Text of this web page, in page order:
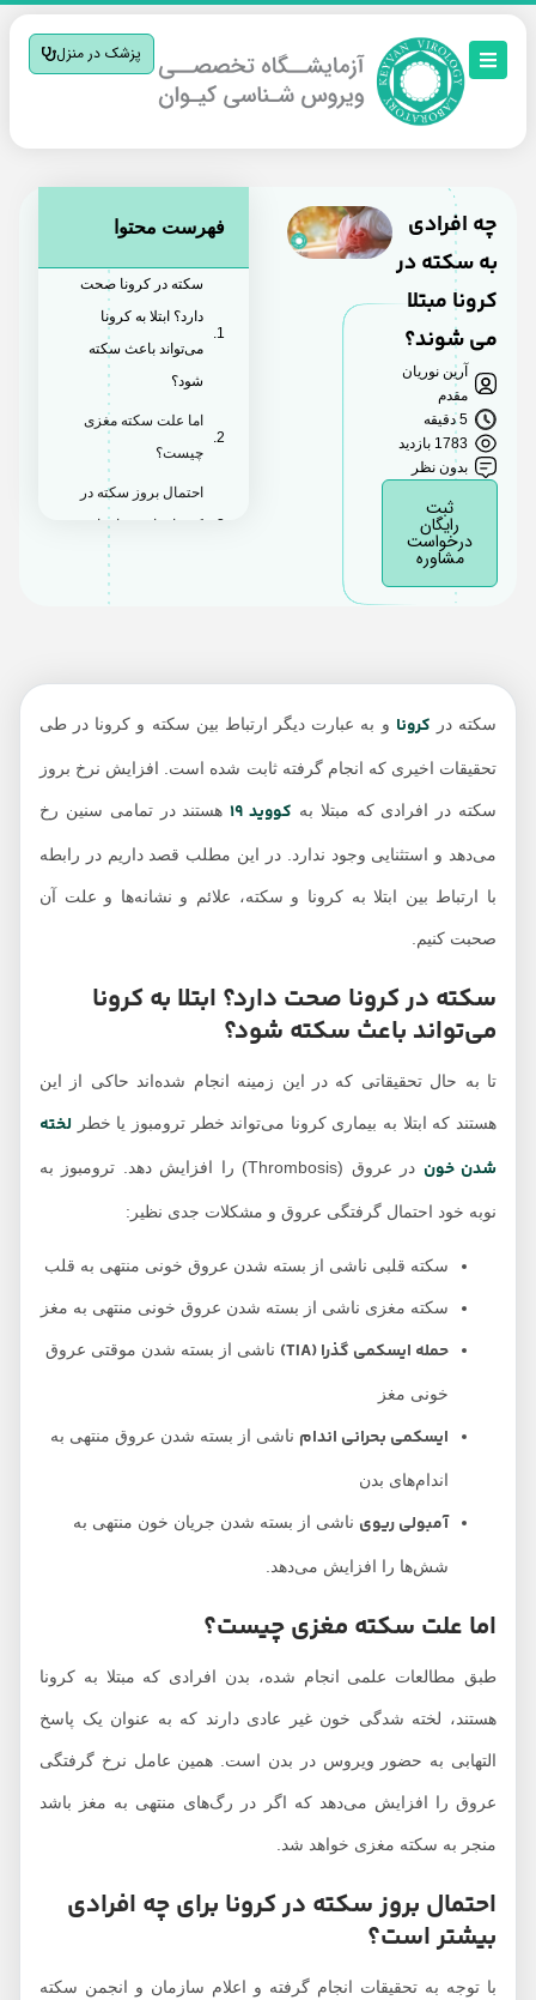
پزشک در منزل
چه افرادی
به سکته در
کرونا مبتلا
می شوند؟
آرین نوریان
مقدم
5 دقیقه
1783 بازدید
بدون نظر
رایگان
درخواست
مشاوره
فهرست محتوا
سکته در کرونا صحت
دارد؟ ابتلا به کرونا
می‌تواند باعث سکته
اما علت سکته مغزی
چیست؟
احتمال بروز سکته در
کرونا برای چه افرادی
علائم و نشانه‌های سکته
مغزی سالمندان با کرونا
سکته درکرونا و به عبارت دیگر ارتباط بین سکته و کرونا در طی
تحقیقات اخیری که انجام گرفته ثابت شده است. افزایش نرخ بروز
سکته در افرادی که مبتلا بهکووید 19 هستند در تمامی سنین رخ
می‌دهد و استثنایی وجود ندارد. در این مطلب قصد داریم در رابطه
با ارتباط بین ابتلا به کرونا و سکته، علائم و نشانه‌ها و علت آن
صحبت کنیم.
سکته در کرونا صحت دارد؟ ابتلا به کرونا
می‌تواند باعث سکته شود؟
تا به حال تحقیقاتی که در این زمینه انجام شده‌اند حاکی از این
هستند که ابتلا به بیماری کرونا می‌تواند خطر ترومبوز یا خطرلخته
شدن خون
در عروق (Thrombosis) را افزایش دهد. ترومبوز به
نوبه خود احتمال گرفتگی عروق و مشکلات جدی نظیر:
سکته قلبی ناشی از بسته شدن عروق خونی منتهی به قلب
سکته مغزی ناشی از بسته شدن عروق خونی منتهی به مغز
حمله ایسکمی گذرا (TIA) ناشی از بسته شدن موقتی عروق
خونی مغز
ایسکمی بحرانی اندامناشی از بسته شدن عروق منتهی به
اندام‌های بدن
آمبولی ریوی ناشی از بسته شدن جریان خون منتهی به
شش‌ها را افزایش می‌دهد.
اما علت سکته مغزی چیست؟
طبق مطالعات علمی انجام شده، بدن افرادی که مبتلا به کرونا
هستند، لخته شدگی خون غیر عادی دارند که به عنوان یک پاسخ
التهابی به حضور ویروس در بدن است. همین عامل نرخ گرفتگی
عروق را افزایش می‌دهد که اگر در رگ‌های منتهی به مغز باشد
منجر به سکته مغزی خواهد شد.
احتمال بروز سکته در کرونا برای چه افرادی
بیشتر است؟
با توجه به تحقیقات انجام گرفته و اعلام سازمان و انجمن سکته